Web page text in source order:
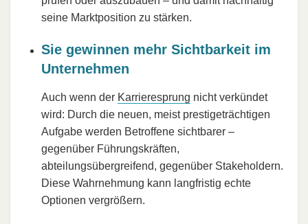
seine Marktposition zu stärken.
Sie gewinnen mehr Sichtbarkeit im
Unternehmen
Auch wenn der Karrieresprung nicht verkündet
wird: Durch die neuen, meist prestigeträchtigen
Aufgabe werden Betroffene sichtbarer –
gegenüber Führungskräften,
abteilungsübergreifend, gegenüber Stakeholdern.
Diese Wahrnehmung kann langfristig echte
Optionen vergrößern.